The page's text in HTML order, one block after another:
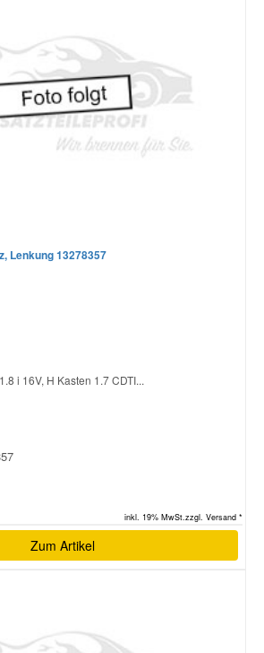
Lenkung 13278357
i 16V, H Kasten 1.7 CDTI...
inkl. 19% MwSt.zzgl. Versand *
Zum Artikel